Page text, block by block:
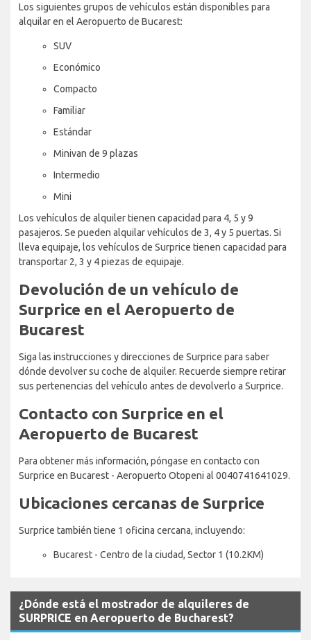
Los siguientes grupos de vehículos están disponibles para
alquilar en el Aeropuerto de Bucarest:
SUV
Económico
Compacto
Familiar
Estándar
Minivan de 9 plazas
Intermedio
Mini
Los vehículos de alquiler tienen capacidad para 4, 5 y 9
pasajeros. Se pueden alquilar vehículos de 3, 4 y 5 puertas. Si
lleva equipaje, los vehículos de Surprice tienen capacidad para
transportar 2, 3 y 4 piezas de equipaje.
Devolución de un vehículo de
Surprice en el Aeropuerto de
Bucarest
Siga las instrucciones y direcciones de Surprice para saber
dónde devolver su coche de alquiler. Recuerde siempre retirar
sus pertenencias del vehículo antes de devolverlo a Surprice.
Contacto con Surprice en el
Aeropuerto de Bucarest
Para obtener más información, póngase en contacto con
Surprice en Bucarest - Aeropuerto Otopeni al 0040741641029.
Ubicaciones cercanas de Surprice
Surprice también tiene 1 oficina cercana, incluyendo:
Bucarest - Centro de la ciudad, Sector 1 (10.2KM)
¿Dónde está el mostrador de alquileres de
SURPRICE en Aeropuerto de Bucharest?